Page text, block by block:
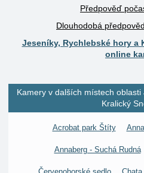
Předpověď
Dlouhodobá
Jeseníky, Rychlebské hory a
online
Kamery v dalších místech
Kralický
Acrobat park Štíty
Annaberg - Suchá Rudná